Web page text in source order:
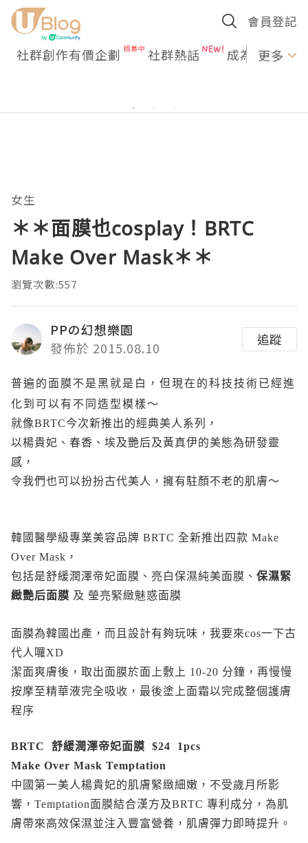
會員登記
社群創作有價企劃 社群熱話 成為U更多
女生
＊＊面膜也cosplay！BRTC
Make Over Mask＊＊
瀏覽次數:557
PPの幻想樂園
發佈於 2015.08.10
追蹤
普遍的面膜不是黑就是白，但現在的科技技術已經進
化到可以有不同造型模樣～
就像BRTC今次新推出的經典美人系列，
以楊貴妃、春香、埃及艷后及黃真伊的美態為研發靈
感，
令我們也可以扮扮古代美人，擁有駐顏不老的肌膚～
韓國醫學級專業美容品牌 BRTC 全新推出四款 Make
Over Mask，
包括是舒緩潤澤帝妃面膜、亮白保濕純美面膜、 保濕緊
緻艷后面膜 及 瑩亮緊緻魅惑面膜
面膜為韓國出產，而且設計有夠玩味，我要來cos一下古
代人囉XD
潔面爽膚後，取出面膜於面上敷上 10-20 分鐘，再慢慢
按摩至精華液完全吸收，最後塗上面霜以完成整個護膚
程序
BRTC 舒緩潤澤帝妃面膜 $24 1pcs
Make Over Mask Temptation
中國第一美人楊貴妃的肌膚緊緻細嫩，不受歲月所影
響，Temptation面膜結合漢方及BRTC 專利成分，為肌
膚帶來高效保濕並注入豐富營養，肌膚彈力即時提升。